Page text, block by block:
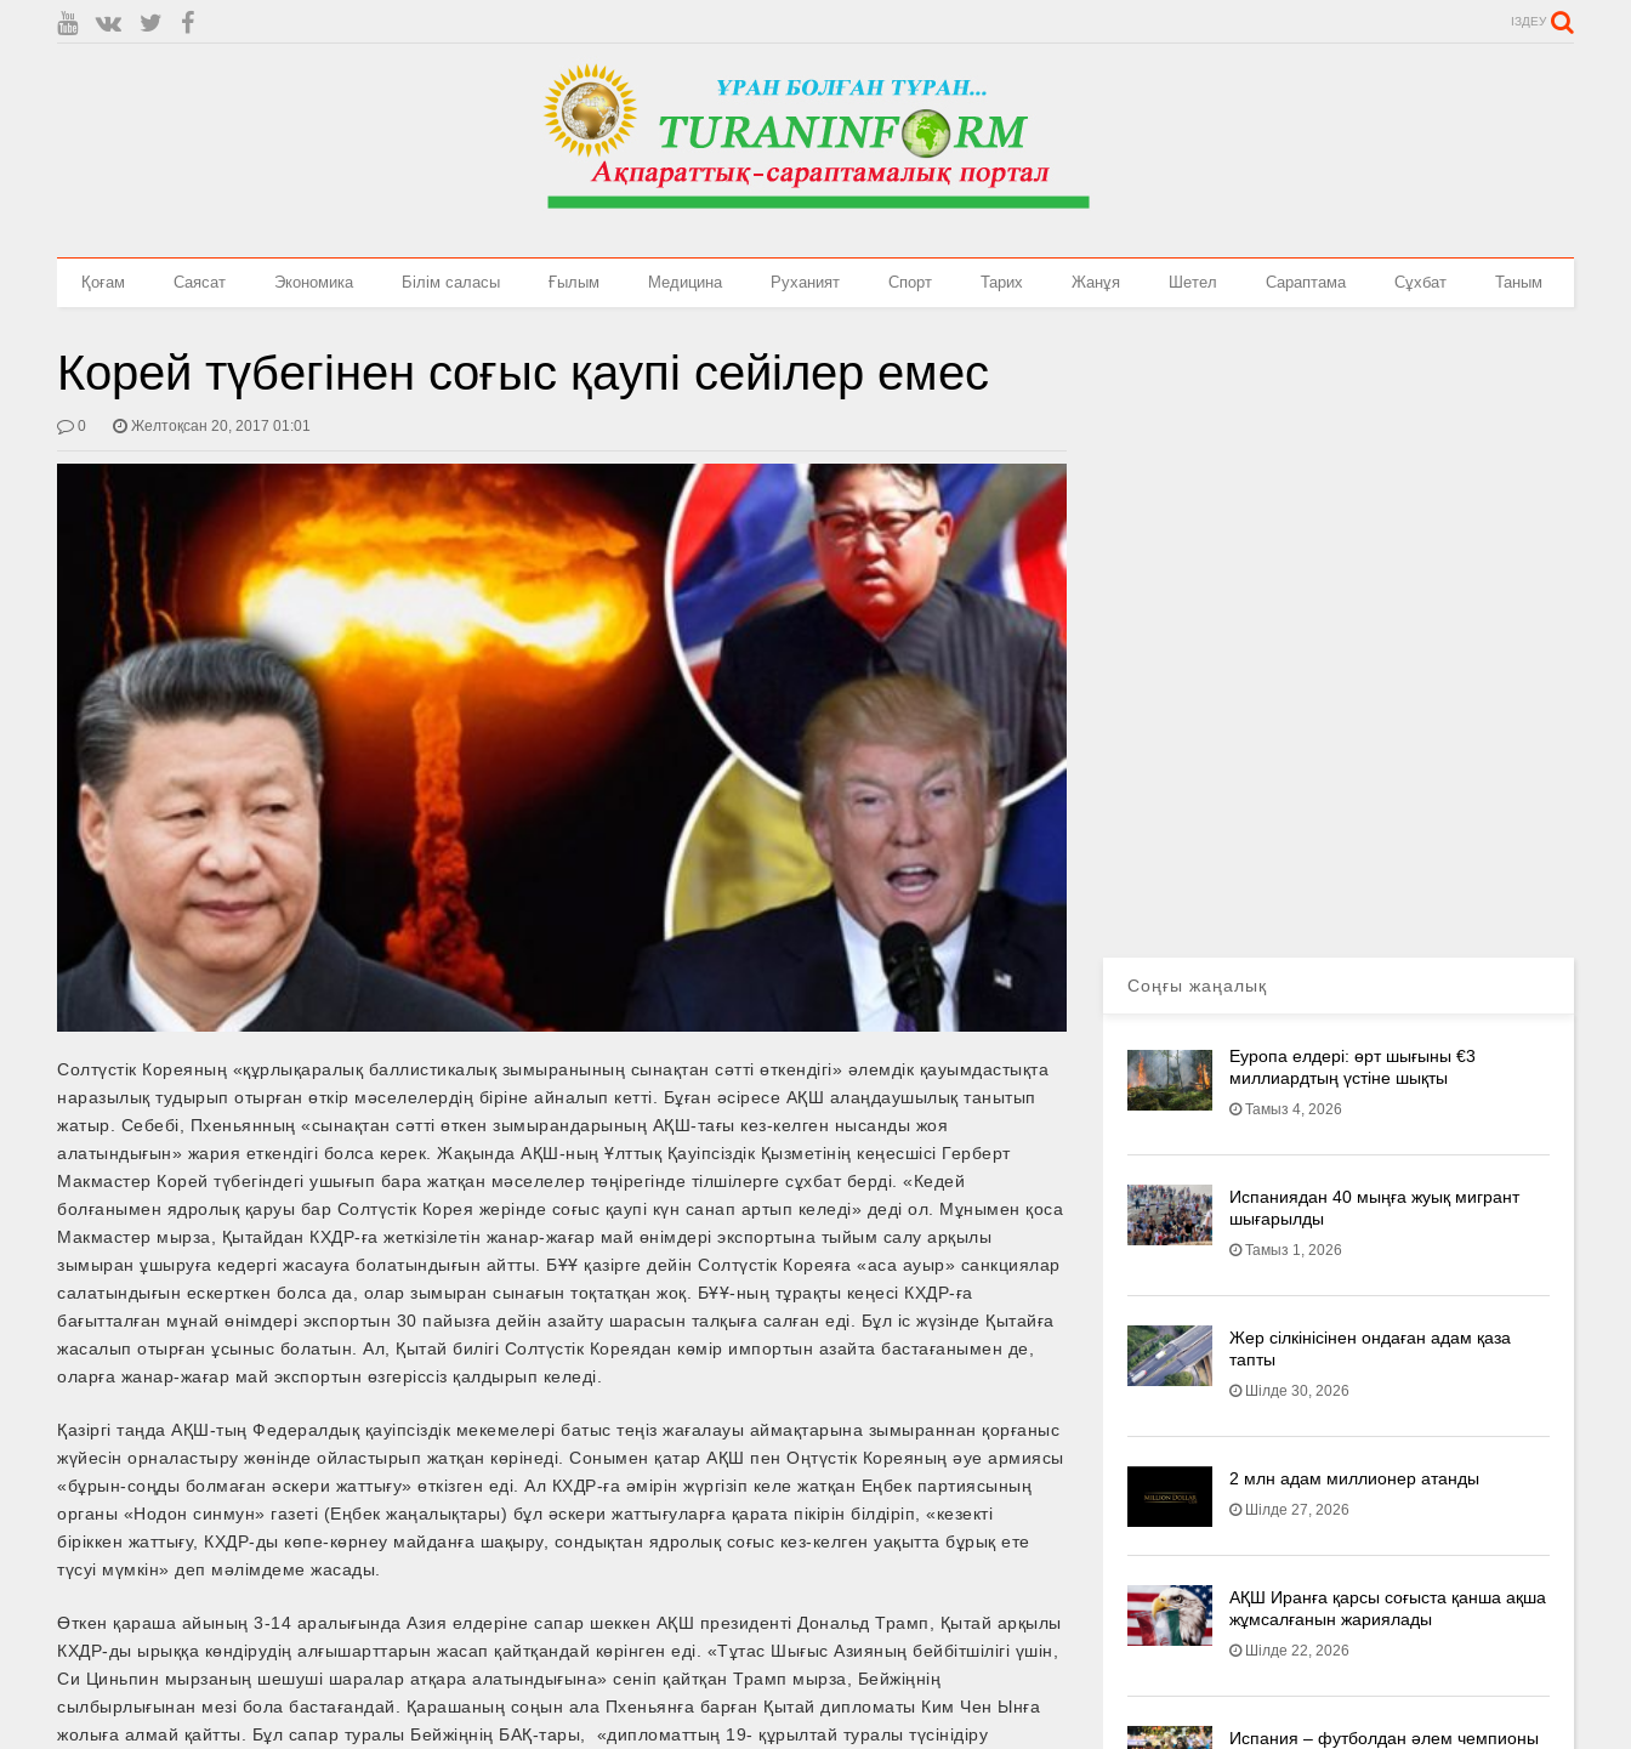
ІЗДЕУ
Қоғам Саясат Экономика Білім саласы Ғылым Медицина Руханият Спорт Тарих Жанұя Шетел Сараптама Сұхбат Таным
Корей түбегінен соғыс қаупі сейілер емес
0 Желтоқсан 20, 2017 01:01
Солтүстік Кореяның «құрлықаралық баллистикалық зымыранының сынақтан сәтті өткендігі» әлемдік қауымдастықта
наразылық тудырып отырған өткір мәселелердің біріне айналып кетті. Бұған әсіресе АҚШ алаңдаушылық танытып
жатыр. Себебі, Пхеньянның «сынақтан сәтті өткен зымырандарының АҚШ-тағы кез-келген нысанды жоя
алатындығын» жария еткендігі болса керек. Жақында АҚШ-ның Ұлттық Қауіпсіздік Қызметінің кеңесшісі Герберт
Макмастер Корей түбегіндегі ушығып бара жатқан мәселелер төңірегінде тілшілерге сұхбат берді. «Кедей
болғанымен ядролық қаруы бар Солтүстік Корея жерінде соғыс қаупі күн санап артып келеді» деді ол. Мұнымен қоса
Макмастер мырза, Қытайдан КХДР-ға жеткізілетін жанар-жағар май өнімдері экспортына тыйым салу арқылы
зымыран ұшыруға кедергі жасауға болатындығын айтты. БҰҰ қазірге дейін Солтүстік Кореяға «аса ауыр» санкциялар
салатындығын ескерткен болса да, олар зымыран сынағын тоқтатқан жоқ. БҰҰ-ның тұрақты кеңесі КХДР-ға
бағытталған мұнай өнімдері экспортын 30 пайызға дейін азайту шарасын талқыға салған еді. Бұл іс жүзінде Қытайға
жасалып отырған ұсыныс болатын. Ал, Қытай билігі Солтүстік Кореядан көмір импортын азайта бастағанымен де,
оларға жанар-жағар май экспортын өзгеріссіз қалдырып келеді.
Қазіргі таңда АҚШ-тың Федералдық қауіпсіздік мекемелері батыс теңіз жағалауы аймақтарына зымыраннан қорғаныс
жүйесін орналастыру жөнінде ойластырып жатқан көрінеді. Сонымен қатар АҚШ пен Оңтүстік Кореяның әуе армиясы
«бұрын-соңды болмаған әскери жаттығу» өткізген еді. Ал КХДР-ға әмірін жүргізіп келе жатқан Еңбек партиясының
органы «Нодон синмун» газеті (Еңбек жаңалықтары) бұл әскери жаттығуларға қарата пікірін білдіріп, «кезекті
біріккен жаттығу, КХДР-ды көпе-көрнеу майданға шақыру, сондықтан ядролық соғыс кез-келген уақытта бұрық ете
түсуі мүмкін» деп мәлімдеме жасады.
Өткен қараша айының 3-14 аралығында Азия елдеріне сапар шеккен АҚШ президенті Дональд Трамп, Қытай арқылы
КХДР-ды ырыққа көндірудің алғышарттарын жасап қайтқандай көрінген еді. «Тұтас Шығыс Азияның бейбітшілігі үшін,
Си Циньпин мырзаның шешуші шаралар атқара алатындығына» сеніп қайтқан Трамп мырза, Бейжіңнің
сылбырлығынан мезі бола бастағандай. Қарашаның соңын ала Пхеньянға барған Қытай дипломаты Ким Чен Ынға
жолыға алмай қайтты. Бұл сапар туралы Бейжіңнің БАҚ-тары, «дипломаттың 19- құрылтай туралы түсінідіру
Соңғы жаңалық
Еуропа елдері: өрт шығыны €3
миллиардтың үстіне шықты
Тамыз 4, 2026
Испаниядан 40 мыңға жуық мигрант
шығарылды
Тамыз 1, 2026
Жер сілкінісінен ондаған адам қаза
тапты
Шілде 30, 2026
2 млн адам миллионер атанды
Шілде 27, 2026
АҚШ Иранға қарсы соғыста қанша ақша
жұмсалғанын жариялады
Шілде 22, 2026
Испания – футболдан әлем чемпионы